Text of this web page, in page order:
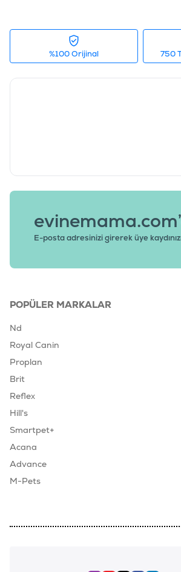
%100 Orijinal 750
E-posta adresinizi girerek üye
POPÜLER MARKALAR
Nd
Royal Canin
Proplan
Brit
Reflex
Hill's
Smartpet+
Acana
Advance
M-Pets